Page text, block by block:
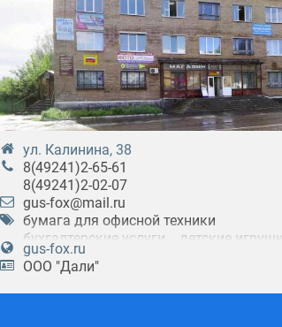
ул. Калинина, 38
8(49241)2-65-61
8(49241)2-02-07
gus-fox@mail.ru
бумага для офисной техники
бухгалтерские услуги
детские
изготовление печатей
канцелярские товары
налоговые консультанты
открытие
gus-fox.ru
ООО "Дали"